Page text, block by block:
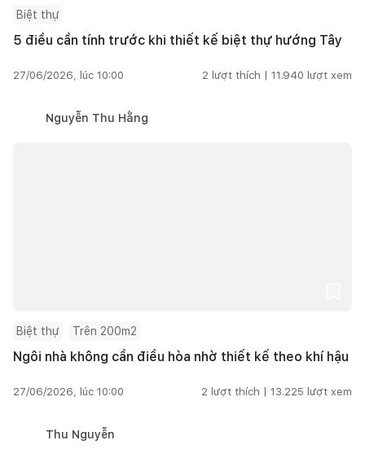
Biệt thự
5 điều cần tính trước khi thiết kế biệt thự hướng Tây
27/06/2026, lúc 10:00 2 lượt thích | 11.940 lượt xem
Nguyễn Thu Hằng
Biệt thự Trên 200m2
Ngôi nhà không cần điều hòa nhờ thiết kế theo khí hậu
27/06/2026, lúc 10:00 2 lượt thích | 13.225 lượt xem
Thu Nguyễn